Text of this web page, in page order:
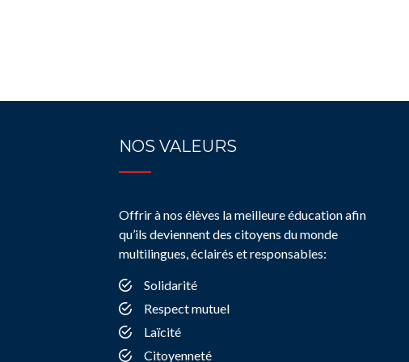
NOS VALEURS
Offrir à nos élèves la meilleure éducation afin
qu’ils deviennent des citoyens du monde
multilingues, éclairés et responsables:
Solidarité
Respect mutuel
Laïcité
Citoyenneté